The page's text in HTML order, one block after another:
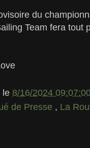
du
Team fera tout
le 8/16/2024
de Presse , La